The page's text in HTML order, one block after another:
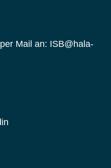
Mail an: ISB@hala-